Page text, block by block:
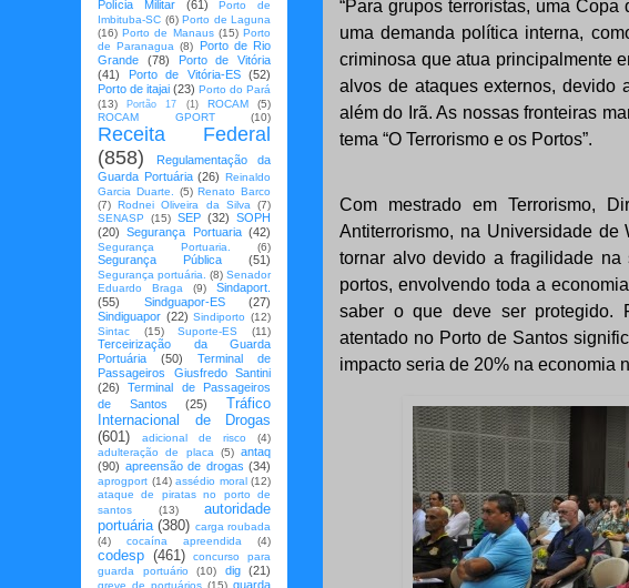
“Para grupos terroristas, uma
uma demanda política interna,
criminosa que atua principalmente
alvos de ataques externos, devido
além do Irã. As nossas fronteiras
tema “O Terrorismo e os Portos”.
Com mestrado em Terrorismo,
Antiterrorismo, na Universidade
tornar alvo devido a fragilidade na
portos, envolvendo toda a
saber o que deve ser protegido.
atentado no Porto de Santos
impacto seria de 20% na economia
Polícia Militar (61)
Porto de
Imbituba-SC (6) Porto de Laguna
(16) Porto de Manaus (15) Porto
de Paranagua (8)
Porto de Rio
Grande
(78)
Porto de Vitória
(41)
Porto de Vitória-ES
(52)
Porto de itajai (23) Porto do Pará
(13)
Portão 17 (1) ROCAM
(5)
ROCAM GPORT
(10)
Receita Federal
(858)
Regulamentação da
Guarda Portuária (26) Reinaldo
Garcia Duarte.
(5) Renato Barco
(7) Rodnei Oliveira da Silva
(7)
SENASP
(15) SEP (32) SOPH
(20)
Segurança Portuaria (42)
Segurança Portuaria. (6)
Segurança Pública (51)
Segurança portuária. (8) Senador
Eduardo Braga
(9)
Sindaport.
(55)
Sindguapor-ES
(27)
Sindiguapor (22) Sindiporto (12)
Sintac
(15) Suporte-ES (11)
Terceirização da Guarda
Portuária
(50)
Terminal de
Passageiros Giusfredo Santini
(26)
Terminal de Passageiros
de Santos
(25)
Tráfico
Internacional de Drogas
(601)
adicional de risco
(4)
adulteração de placa
(5) antaq
(90) apreensão de drogas (34)
aprogport (14) assédio moral (12)
ataque de piratas no porto de
santos
(13)
autoridade
portuária (380) carga roubada
(4)
cocaína apreendida (4)
codesp (461)
concurso para
guarda portuário
(10) dig (21)
greve de portuários (15) guarda